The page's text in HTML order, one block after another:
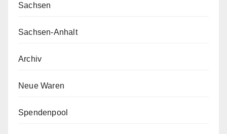
Sachsen
Sachsen-Anhalt
Archiv
Neue Waren
Spendenpool